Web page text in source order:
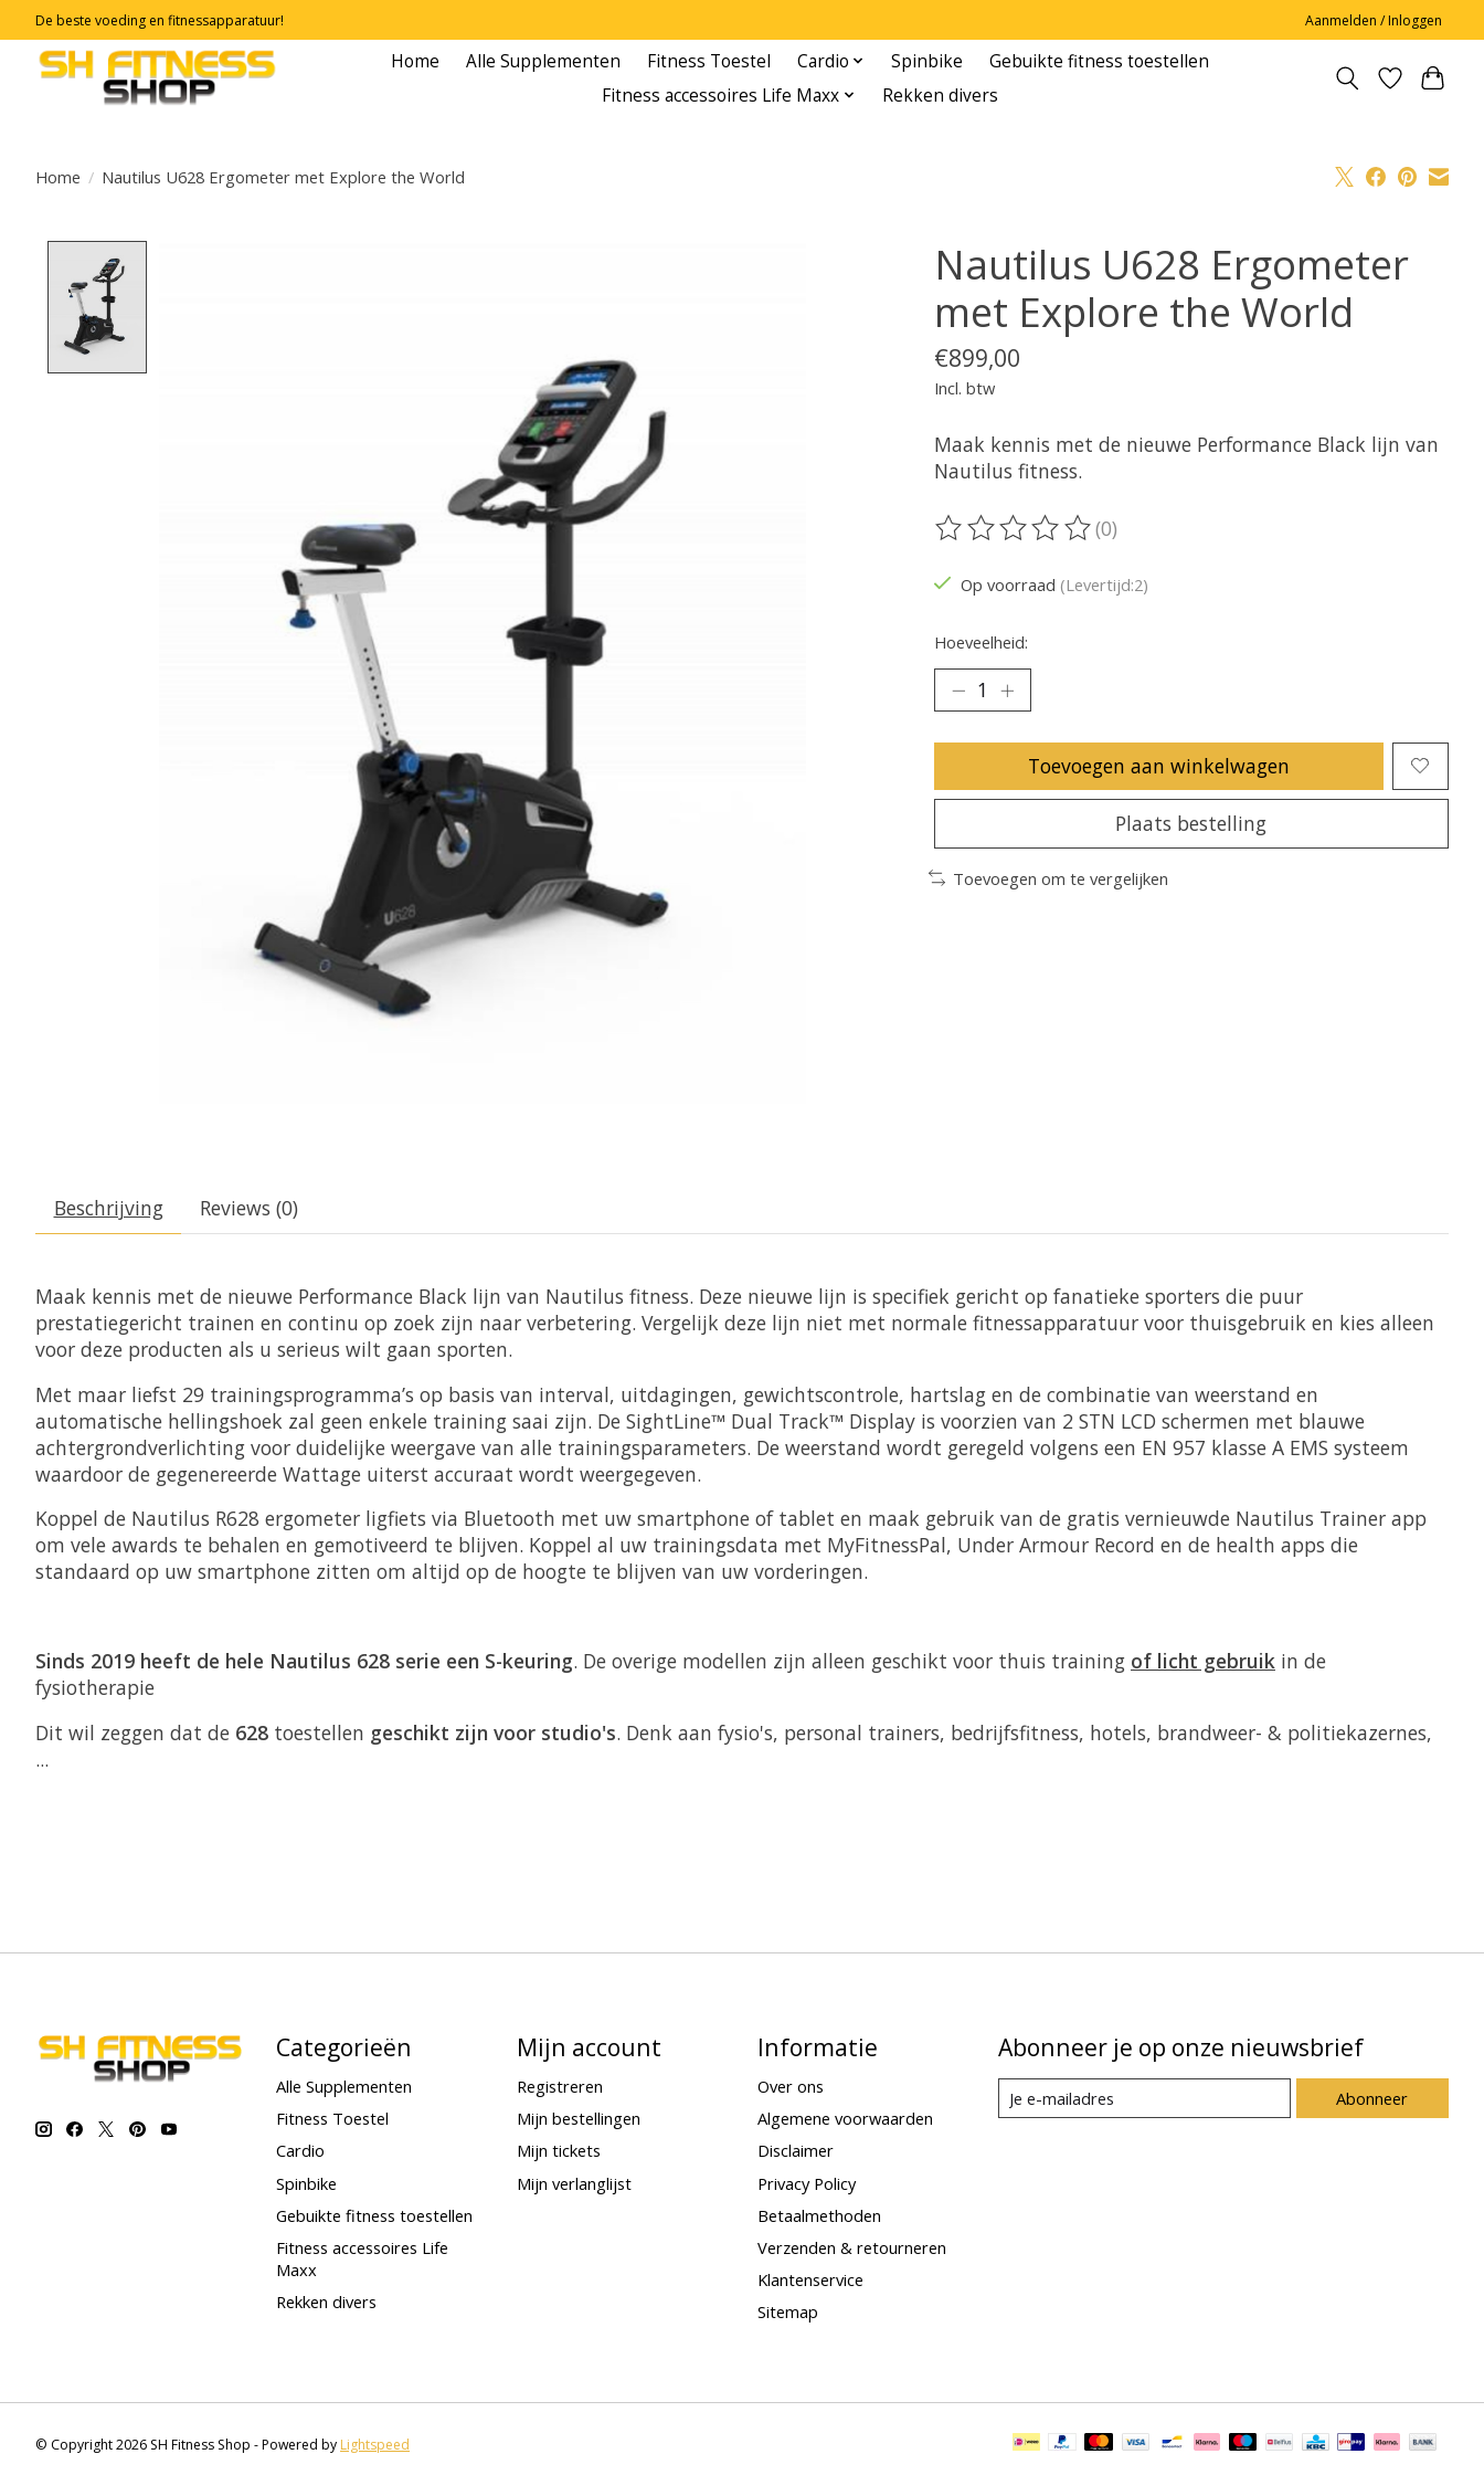
De beste voeding en fitnessapparatuur! Aanmelden / Inloggen
Home Alle Supplementen Fitness Toestel Cardio Spinbike
Gebuikte fitness toestellen
Fitness accessoires Life Maxx
Rekken divers
Home / Nautilus U628 Ergometer met Explore the World
Nautilus U628 Ergometer
met Explore the World
€899,00
Incl. btw
Maak kennis met de nieuwe Performance Black lijn van
Nautilus fitness.
De beoordeling van dit product is
(0)
Op voorraad (Levertijd:2)
Hoeveelheid:
Toevoegen aan winkelwagen
Plaats bestelling
Toevoegen om te vergelijken
Beschrijving Reviews (0)
Maak kennis met de nieuwe Performance Black lijn van Nautilus fitness. Deze nieuwe lijn is specifiek gericht op fanatieke sporters die puur
prestatiegericht trainen en continu op zoek zijn naar verbetering. Vergelijk deze lijn niet met normale fitnessapparatuur voor thuisgebruik en kies alleen
voor deze producten als u serieus wilt gaan sporten.
Met maar liefst 29 trainingsprogramma’s op basis van interval, uitdagingen, gewichtscontrole, hartslag en de combinatie van weerstand en
automatische hellingshoek zal geen enkele training saai zijn. De SightLine™ Dual Track™ Display is voorzien van 2 STN LCD schermen met blauwe
achtergrondverlichting voor duidelijke weergave van alle trainingsparameters. De weerstand wordt geregeld volgens een EN 957 klasse A EMS systeem
waardoor de gegenereerde Wattage uiterst accuraat wordt weergegeven.
Koppel de Nautilus R628 ergometer ligfiets via Bluetooth met uw smartphone of tablet en maak gebruik van de gratis vernieuwde Nautilus Trainer app
om vele awards te behalen en gemotiveerd te blijven. Koppel al uw trainingsdata met MyFitnessPal, Under Armour Record en de health apps die
standaard op uw smartphone zitten om altijd op de hoogte te blijven van uw vorderingen.
Sinds 2019 heeft de hele Nautilus 628 serie een S-keuring. De overige modellen zijn alleen geschikt voor thuis training of licht gebruik in de
fysiotherapie
Dit wil zeggen dat de 628 toestellen geschikt zijn voor studio's. Denk aan fysio's, personal trainers, bedrijfsfitness, hotels, brandweer- & politiekazernes,
...
Categorieën
Alle Supplementen
Fitness Toestel
Cardio
Spinbike
Gebuikte fitness toestellen
Fitness accessoires Life
Maxx
Rekken divers
Mijn account
Registreren
Mijn bestellingen
Mijn tickets
Mijn verlanglijst
Informatie
Over ons
Algemene voorwaarden
Disclaimer
Privacy Policy
Betaalmethoden
Verzenden & retourneren
Klantenservice
Sitemap
Abonneer je op onze nieuwsbrief
Abonneer
© Copyright 2026 SH Fitness Shop - Powered by Lightspeed